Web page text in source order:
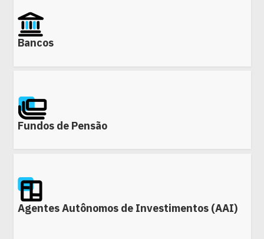
Bancos
Fundos de Pensão
Agentes Autônomos de Investimentos (AAI)